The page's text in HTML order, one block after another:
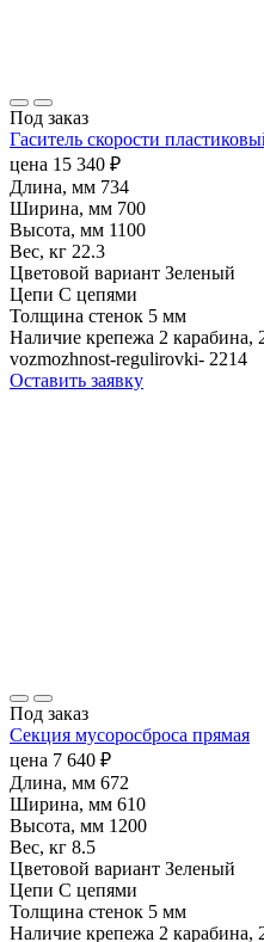
Под заказ
Гаситель скорости
цена 15 340 ₽
Длина, мм 734
Ширина, мм 700
Высота, мм 1100
Вес, кг 22.3
Цветовой вариант Зеленый
Цепи С цепями
Толщина стенок 5 мм
Наличие крепежа 2 карабина,
vozmozhnost-regulirovki- 2214
Оставить заявку
Под заказ
Секция мусоросброса прямая
цена 7 640 ₽
Длина, мм 672
Ширина, мм 610
Высота, мм 1200
Вес, кг 8.5
Цветовой вариант Зеленый
Цепи С цепями
Толщина стенок 5 мм
Наличие крепежа 2 карабина,